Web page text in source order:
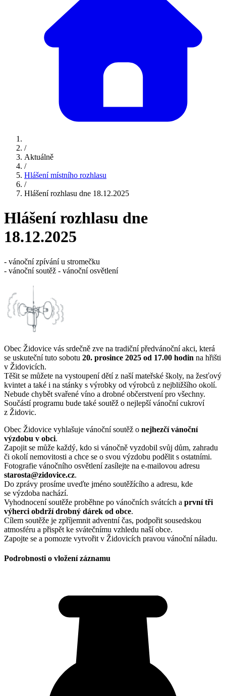
/
Aktuálně
/
Hlášení místního rozhlasu
/
Hlášení rozhlasu dne 18.12.2025
Hlášení rozhlasu dne
18.12.2025
- vánoční zpívání u stromečku
- vánoční soutěž - vánoční osvětlení
Obec Židovice vás srdečně zve na tradiční předvánoční akci, která
se uskuteční tuto sobotu 20. prosince 2025 od 17.00 hodin na hřišti
v Židovicích.
Těšit se můžete na vystoupení dětí z naší mateřské školy, na žesťový
kvintet a také i na stánky s výrobky od výrobců z nejbližšího okolí.
Nebude chybět svařené víno a drobné občerstvení pro všechny.
Součástí programu bude také soutěž o nejlepší vánoční cukroví
z Židovic.
Obec Židovice vyhlašuje vánoční soutěž o nejhezčí vánoční
výzdobu v obci.
Zapojit se může každý, kdo si vánočně vyzdobil svůj dům, zahradu
či okolí nemovitosti a chce se o svou výzdobu podělit s ostatními.
Fotografie vánočního osvětlení zasílejte na e-mailovou adresu
starosta@zidovice.cz.
Do zprávy prosíme uveďte jméno soutěžícího a adresu, kde
se výzdoba nachází.
Vyhodnocení soutěže proběhne po vánočních svátcích a první tři
výherci obdrží drobný dárek od obce.
Cílem soutěže je zpříjemnit adventní čas, podpořit sousedskou
atmosféru a přispět ke svátečnímu vzhledu naší obce.
Zapojte se a pomozte vytvořit v Židovicích pravou vánoční náladu.
Podrobnosti o vložení záznamu